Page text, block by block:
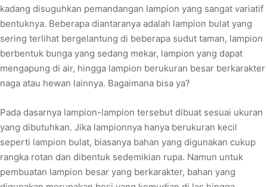
kadang disuguhkan pemandangan lampion yang sangat variatif
bentuknya. Beberapa diantaranya adalah lampion bulat yang
sering terlihat bergelantung di beberapa sudut taman, lampion
berbentuk bunga yang sedang mekar, lampion yang dapat
mengapung di air, hingga lampion berukuran besar berkarakter
naga atau hewan lainnya. Bagaimana bisa ya?
Pada dasarnya lampion-lampion tersebut dibuat sesuai ukuran
yang dibutuhkan. Jika lampionnya hanya berukuran kecil
seperti lampion bulat, biasanya bahan yang digunakan cukup
rangka rotan dan dibentuk sedemikian rupa. Namun untuk
pembuatan lampion besar yang berkarakter, bahan yang